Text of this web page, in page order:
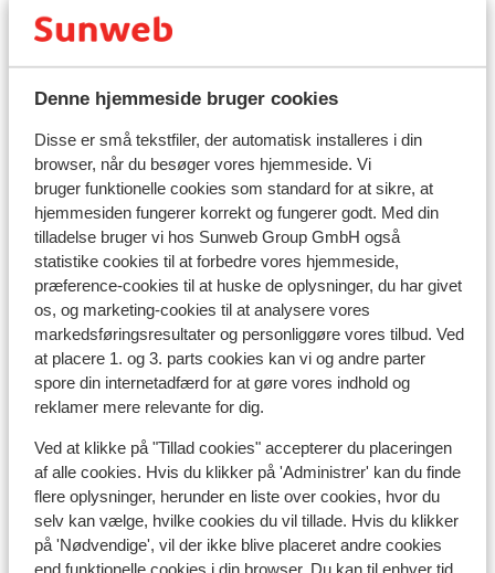
Denne hjemmeside bruger cookies
Disse er små tekstfiler, der automatisk installeres i din
browser, når du besøger vores hjemmeside. Vi
bruger funktionelle cookies som standard for at sikre, at
hjemmesiden fungerer korrekt og fungerer godt. Med din
tilladelse bruger vi hos Sunweb Group GmbH også
statistike cookies til at forbedre vores hjemmeside,
præference-cookies til at huske de oplysninger, du har givet
os, og marketing-cookies til at analysere vores
markedsføringsresultater og personliggøre vores tilbud. Ved
at placere 1. og 3. parts cookies kan vi og andre parter
spore din internetadfærd for at gøre vores indhold og
reklamer mere relevante for dig.
Ved at klikke på "Tillad cookies" accepterer du placeringen
af alle cookies. Hvis du klikker på 'Administrer' kan du finde
flere oplysninger, herunder en liste over cookies, hvor du
selv kan vælge, hvilke cookies du vil tillade. Hvis du klikker
på 'Nødvendige', vil der ikke blive placeret andre cookies
end funktionelle cookies i din browser. Du kan til enhver tid
I området
Afstand til skilift ca. 100 meter
Afstand til nærmeste butikker ca. 300 meter
Liftkort/skileje/undervisning
Liftkort
Undervisning
Skileje
Andre overnatningssteder i Les Deux
Alpes
Hotel Serre Palas